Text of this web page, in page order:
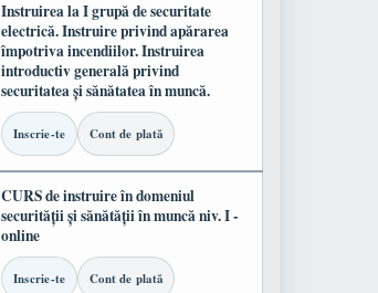
Instruirea la I grupă de securitate
electrică. Instruire privind apărarea
împotriva incendiilor. Instruirea
introductiv generală privind
securitatea și sănătatea în muncă.
Inscrie-te Cont de plată
CURS de instruire în domeniul
securității și sănătății în muncă niv. I -
online
Inscrie-te Cont de plată